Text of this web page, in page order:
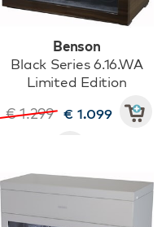
Benson
Black Series 6.16.WA
Limited Edition
€ 1.299 € 1.099